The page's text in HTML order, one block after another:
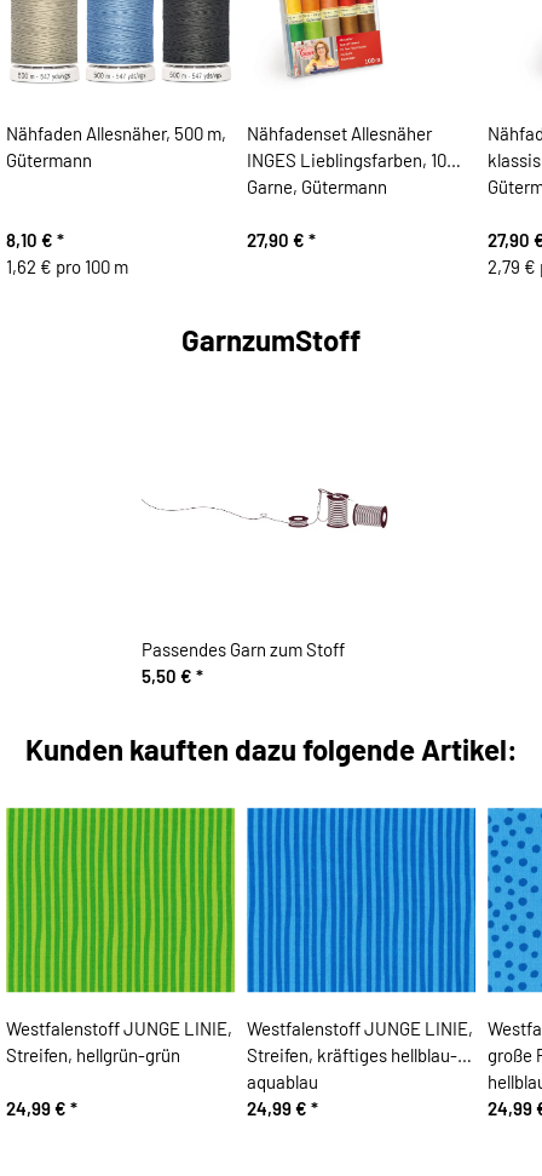
Nähfaden Allesnäher, 500 m,
Gütermann
8,10 € *
1,62 € pro 100 m
Nähfadenset Allesnäher
INGES Lieblingsfarben, 10
Garne, Gütermann
27,90 € *
27,90
2,79 €
GarnzumStoff
Passendes Garn zum Stoff
5,50 € *
Kunden kauften dazu folgende Artikel:
Westfalenstoff JUNGE LINIE,
Streifen, hellgrün-grün
24,99 € *
Westfalenstoff JUNGE LINIE,
Streifen, kräftiges hellblau-
aquablau
24,99 € *
große
24,99